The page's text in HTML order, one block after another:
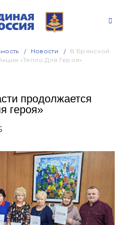
Новости
В Брянской
«Тепло Для Героя»
продолжается
героя»